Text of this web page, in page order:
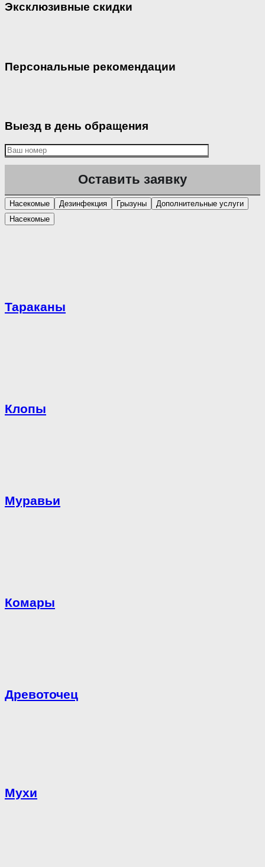
Эксклюзивные скидки
Персональные рекомендации
Выезд в день обращения
Насекомые Дезинфекция Грызуны
Дополнительные услуги
Насекомые
Тараканы
Клопы
Муравьи
Комары
Древоточец
Мухи